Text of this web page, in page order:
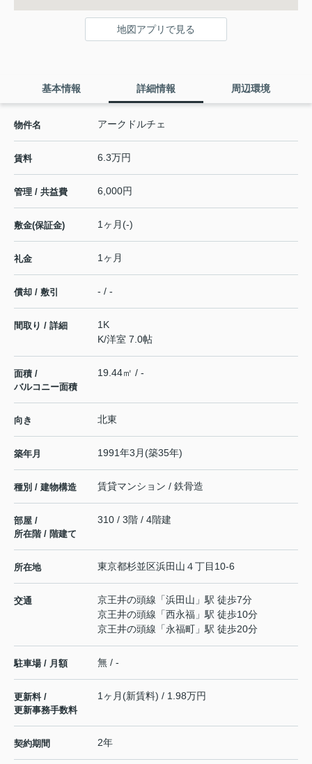
地図アプリで見る
基本情報 詳細情報 周辺環境
物件名 アークドルチェ
賃料 6.3万円
管理 / 共益費 6,000円
敷金(保証金) 1ヶ月(-)
礼金 1ヶ月
償却 / 敷引 - / -
間取り / 詳細
1K
K/洋室 7.0帖
面積 /
バルコニー面積
19.44㎡ / -
向き 北東
築年月 1991年3月(築35年)
種別 / 建物構造 賃貸マンション / 鉄骨造
部屋 /
所在階 / 階建て
310 / 3階 / 4階建
所在地 東京都杉並区浜田山 ４丁目10-6
交通 京王井の頭線 「浜田山 」駅 徒歩7分
京王井の頭線 「西永福 」駅 徒歩10分
京王井の頭線 「永福町 」駅 徒歩20分
駐車場 / 月額 無 / -
更新料 /
更新事務手数料
1ヶ月(新賃料) / 1.98万円
契約期間 2年